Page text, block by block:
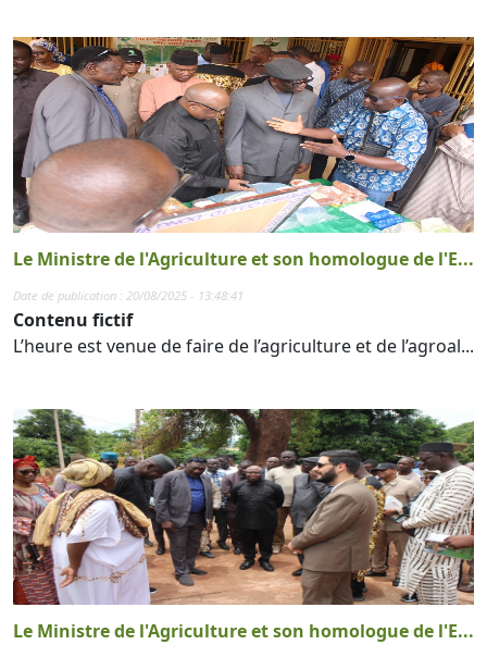
Le Ministre de l'Agriculture et son homologue de l'E...
Date de publication : 20/08/2025 - 13:48:41
Contenu fictif
L’heure est venue de faire de l’agriculture et de l’agroal...
Le Ministre de l'Agriculture et son homologue de l'E...